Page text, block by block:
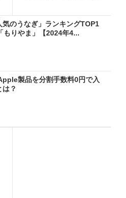
気のうなぎ」ランキングTOP1
りやま」【2024年4...
製品を分割手数料0円で入
？